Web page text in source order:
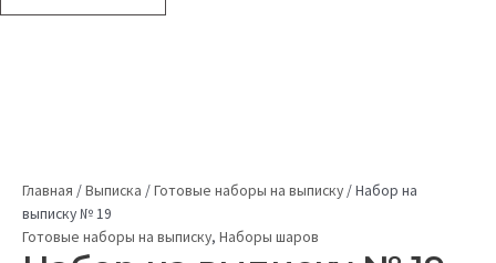
Главная /Выписка /Готовые наборы на выписку /Набор на
выписку № 19
Готовые наборы на выписку, Наборы шаров